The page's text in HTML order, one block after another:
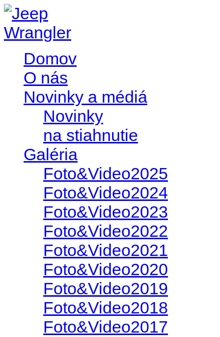
Domov
O nás
Novinky a médiá
Novinky
na stiahnutie
Galéria
Foto&Video2025
Foto&Video2024
Foto&Video2023
Foto&Video2022
Foto&Video2021
Foto&Video2020
Foto&Video2019
Foto&Video2018
Foto&Video2017